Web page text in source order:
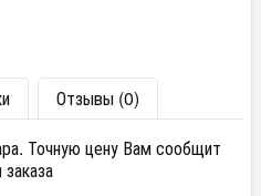
Отзывы (0)
Точную цену Вам сообщит